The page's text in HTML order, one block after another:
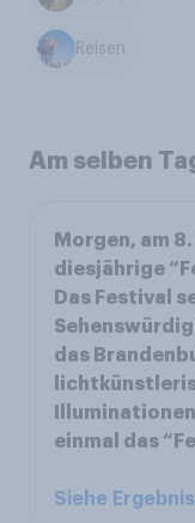
Reisen
Am selben
Morgen, am
diesjährige
Das Festival
das
einmal das
Siehe